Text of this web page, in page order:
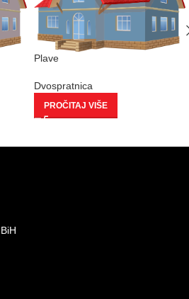
Plave
Dvospratnica
PROČITAJ VIŠE